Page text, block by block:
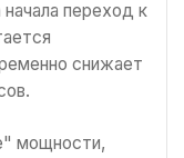
переход к
снижает
мощности,